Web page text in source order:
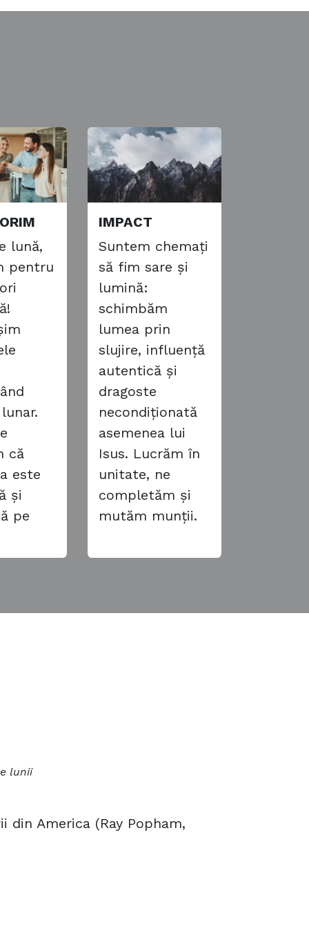
lună,
pentru
că
este
și
pe
IMPACT
Suntem chemați
să fim sare și
lumină:
schimbăm
lumea prin
slujire, influență
autentică și
dragoste
necondiționată
asemenea lui
Isus. Lucrăm în
unitate, ne
completăm și
mutăm munții.
lunii
America (Ray Popham,